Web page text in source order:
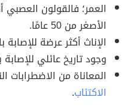
العمر؛ فالقولون
الأصغر من 50 عامًا.
الإناث أكثر عرضة
وجود تاريخ عائلي
المعاناة من الاضطرابات
الاكتئاب.